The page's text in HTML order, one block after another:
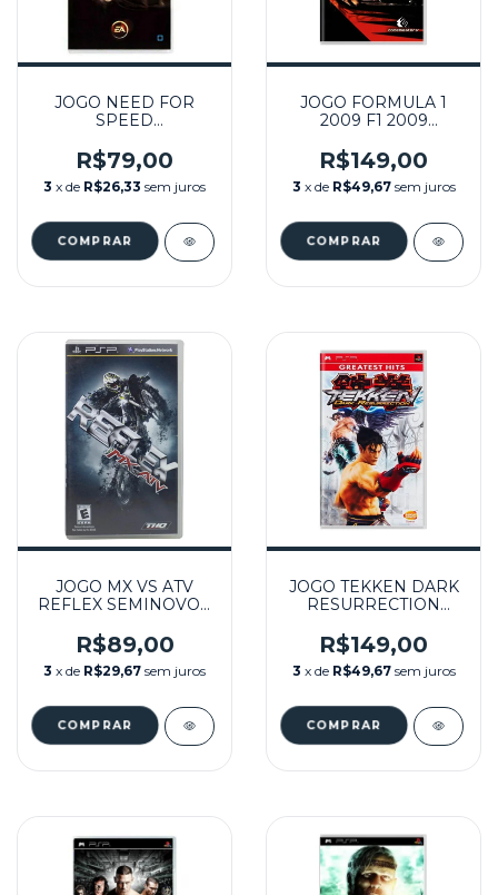
JOGO NEED FOR
SPEED
SEMINOVO - PSP
R$79,00
3 x de R$26,33 sem juros
JOGO FORMULA 1
2009 F1 2009
R$149,00
3 x de R$49,67 sem juros
JOGO MX VS ATV
REFLEX SEMINOVO –
R$89,00
3 x de R$29,67 sem juros
JOGO TEKKEN DARK
RESURRECTION
R$149,00
3 x de R$49,67 sem juros